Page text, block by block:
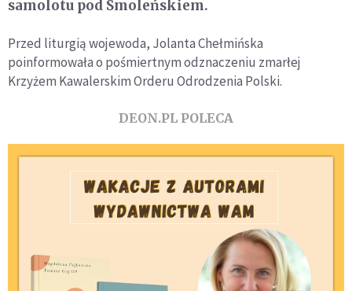
samolotu pod Smoleńskiem.
Przed liturgią wojewoda, Jolanta Chełmińska
poinformowała o pośmiertnym odznaczeniu zmarłej
Krzyżem Kawalerskim Orderu Odrodzenia Polski.
DEON.PL POLECA